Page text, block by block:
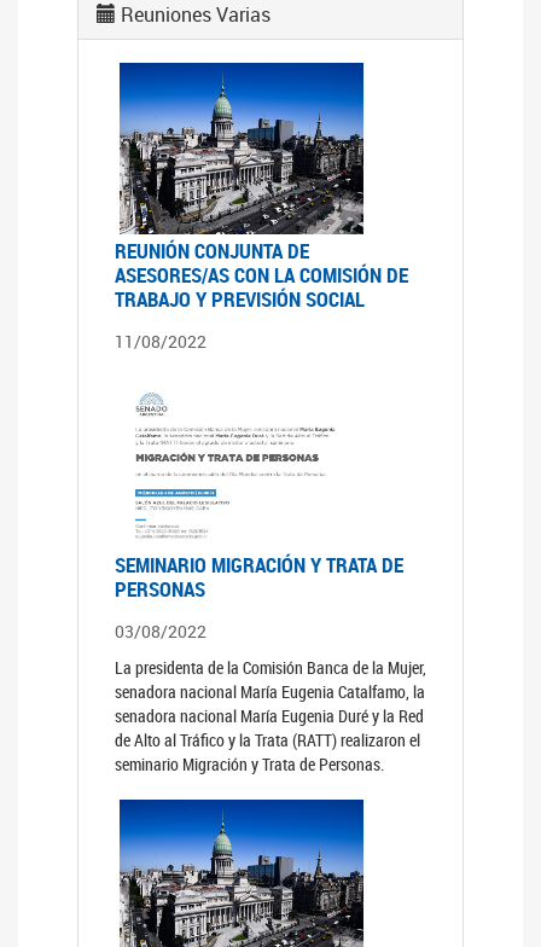
Reuniones Varias
REUNIÓN CONJUNTA DE
ASESORES/AS CON LA COMISIÓN DE
TRABAJO Y PREVISIÓN SOCIAL
11/08/2022
SEMINARIO MIGRACIÓN Y TRATA DE
PERSONAS
03/08/2022
La presidenta de la Comisión Banca de la Mujer,
senadora nacional María Eugenia Catalfamo, la
senadora nacional María Eugenia Duré y la Red
de Alto al Tráfico y la Trata (RATT) realizaron el
seminario Migración y Trata de Personas.